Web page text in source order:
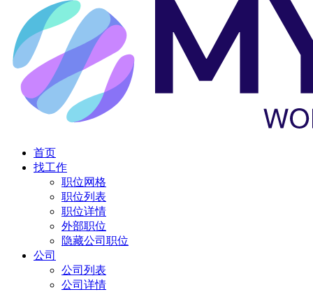
首页
找工作
职位网格
职位列表
职位详情
外部职位
隐藏公司职位
公司
公司列表
公司详情